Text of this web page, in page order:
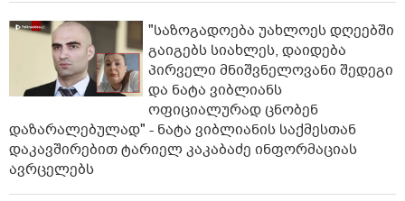
"საზოგადოება უახლოეს დღეებში
გაიგებს სიახლეს, დაიდება
პირველი მნიშვნელოვანი შედეგი
და ნატა ვიბლიანს
ოფიციალურად ცნობენ
დაზარალებულად" - ნატა ვიბლიანის საქმესთან
დაკავშირებით ტარიელ კაკაბაძე ინფორმაციას
ავრცელებს